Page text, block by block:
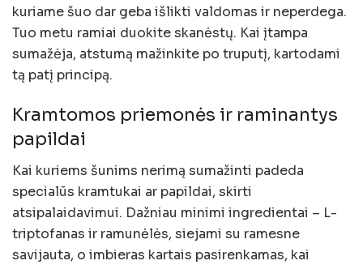
kuriame šuo dar geba išlikti valdomas ir neperdega.
Tuo metu ramiai duokite skanėstų. Kai įtampa
sumažėja, atstumą mažinkite po truputį, kartodami
tą patį principą.
Kramtomos priemonės ir raminantys
papildai
Kai kuriems šunims nerimą sumažinti padeda
specialūs kramtukai ar papildai, skirti
atsipalaidavimui. Dažniau minimi ingredientai – L-
triptofanas ir ramunėlės, siejami su ramesne
savijauta, o imbieras kartais pasirenkamas, kai